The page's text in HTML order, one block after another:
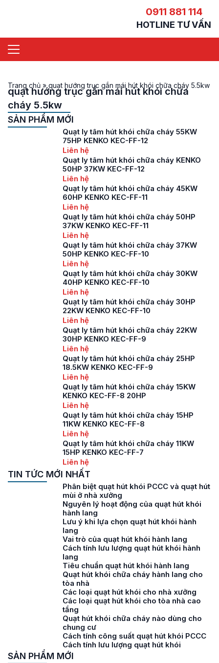
0911 881 114
HOTLINE TƯ VẤN
Trang chủ »quạt hướng trục gắn mái hút khói chữa cháy 5.5kw
quạt hướng trục gắn mái hút khói chữa
cháy 5.5kw
SẢN PHẨM MỚI
Quạt ly tâm hút khói chữa cháy 55KW
75HP KENKO KEC-FF-12
Liên hệ
Quạt ly tâm hút khói chữa cháy KENKO
50HP 37KW KEC-FF-12
Liên hệ
Quạt ly tâm hút khói chữa cháy 45KW
60HP KENKO KEC-FF-11
Liên hệ
Quạt ly tâm hút khói chữa cháy 50HP
37KW KENKO KEC-FF-11
Liên hệ
Quạt ly tâm hút khói chữa cháy 37KW
50HP KENKO KEC-FF-10
Liên hệ
Quạt ly tâm hút khói chữa cháy 30KW
40HP KENKO KEC-FF-10
Liên hệ
Quạt ly tâm hút khói chữa cháy 30HP
22KW KENKO KEC-FF-10
Liên hệ
Quạt ly tâm hút khói chữa cháy 22KW
30HP KENKO KEC-FF-9
Liên hệ
Quạt ly tâm hút khói chữa cháy 25HP
18.5KW KENKO KEC-FF-9
Liên hệ
Quạt ly tâm hút khói chữa cháy 15KW
KENKO KEC-FF-8 20HP
Liên hệ
Quạt ly tâm hút khói chữa cháy 15HP
11KW KENKO KEC-FF-8
Liên hệ
Quạt ly tâm hút khói chữa cháy 11KW
15HP KENKO KEC-FF-7
Liên hệ
TIN TỨC MỚI NHẤT
Phân biệt quạt hút khói PCCC và quạt hút
mùi ở nhà xưởng
Nguyên lý hoạt động của quạt hút khói
hành lang
Lưu ý khi lựa chọn quạt hút khói hành
lang
Vai trò của quạt hút khói hành lang
Cách tính lưu lượng quạt hút khói hành
lang
Tiêu chuẩn quạt hút khói hành lang
Quạt hút khói chữa cháy hành lang cho
tòa nhà
Các loại quạt hút khói cho nhà xưởng
Các loại quạt hút khói cho tòa nhà cao
tầng
Quạt hút khói chữa cháy nào dùng cho
chung cư
Cách tính công suất quạt hút khói PCCC
Cách tính lưu lượng quạt hút khói
SẢN PHẨM MỚI